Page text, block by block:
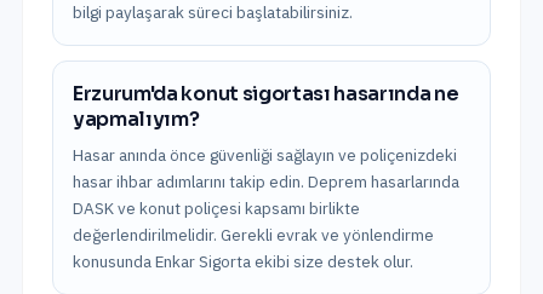
bilgi paylaşarak süreci başlatabilirsiniz.
Erzurum'da konut sigortası hasarında ne
yapmalıyım?
Hasar anında önce güvenliği sağlayın ve poliçenizdeki
hasar ihbar adımlarını takip edin. Deprem hasarlarında
DASK ve konut poliçesi kapsamı birlikte
değerlendirilmelidir. Gerekli evrak ve yönlendirme
konusunda Enkar Sigorta ekibi size destek olur.